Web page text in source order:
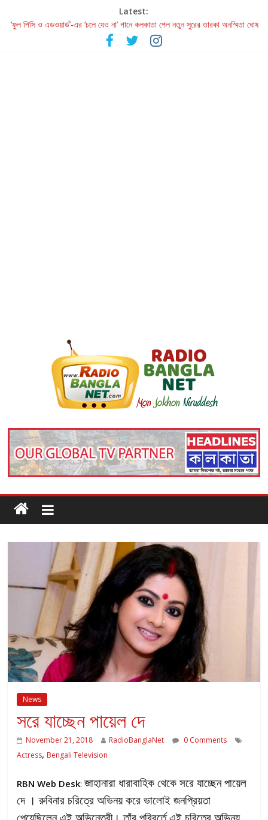
Latest:
‘ফুল পিসি ও এডওয়ার্ড’-এর ‘চলে যেও না’ গানে কলকাতা পেল নতুন সুরের তারকা অনস্মিতা ঘোষ
রবীন্দ্রনাথ ও গুলজারের সৃষ্টির মেলবন্ধনে মুগ্ধ করল ‘দুই তারার দোতারা’
কলের গান থেকে রীলস্ — বাঙালির গান শোনার বিবর্তনের গল্প
News
সরে যাচ্ছেন পায়েল দে
November 21, 2018 RadioBanglaNet
0 Comments
Actress, Bengali Television
RBN Web Desk:জাহানারা ধারাবাহিক থেকে সরে যাচ্ছেন পায়েল
দে । রুবিনার চরিত্রে অভিনয় করে ভালোই জনপ্রিয়তা